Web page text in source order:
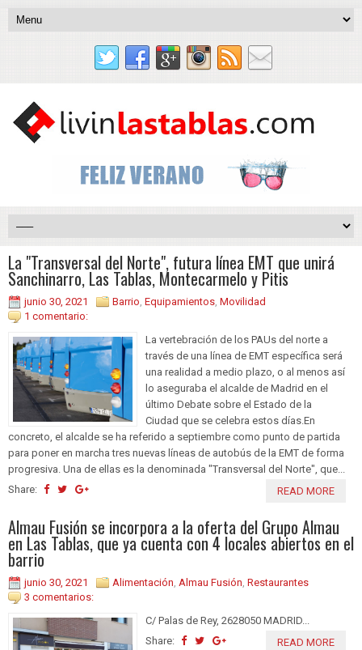
La "Transversal del Norte", futura línea EMT que unirá
Sanchinarro, Las Tablas, Montecarmelo y Pitis
junio 30, 2021 Barrio, Equipamientos, Movilidad
1 comentario:
La vertebración de los PAUs del norte a
través de una línea de EMT específica será
una realidad a medio plazo, o al menos así
lo aseguraba el alcalde de Madrid en el
último Debate sobre el Estado de la
Ciudad que se celebra estos días.En
concreto, el alcalde se ha referido a septiembre como punto de partida
para poner en marcha tres nuevas líneas de autobús de la EMT de forma
progresiva. Una de ellas es la denominada "Transversal del Norte", que...
Share:
READ MORE
Almau Fusión se incorpora a la oferta del Grupo Almau
en Las Tablas, que ya cuenta con 4 locales abiertos en el
barrio
junio 30, 2021 Alimentación, Almau Fusión, Restaurantes
3 comentarios:
C/ Palas de Rey, 2628050 MADRID...
Share:
READ MORE